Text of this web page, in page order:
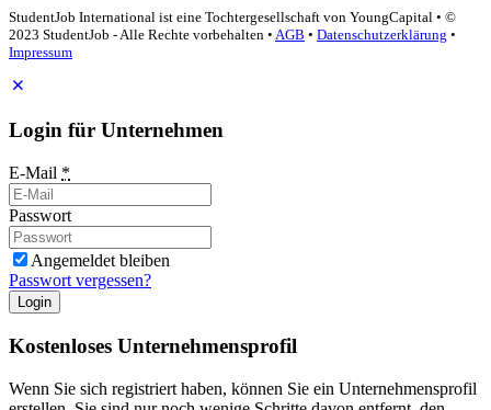
StudentJob International ist eine Tochtergesellschaft von YoungCapital • ©
2023 StudentJob - Alle Rechte vorbehalten • AGB • Datenschutzerklärung •
Impressum
Login für Unternehmen
E-Mail *
Passwort
Angemeldet bleiben
Passwort vergessen?
Login
Kostenloses Unternehmensprofil
Wenn Sie sich registriert haben, können Sie ein Unternehmensprofil